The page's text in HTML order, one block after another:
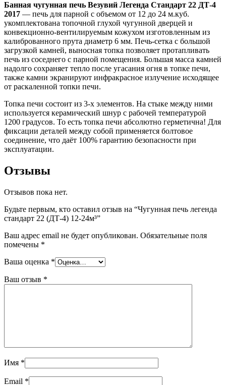
Банная чугунная печь Везувий Легенда Стандарт 22 ДТ-4
2017 — печь для парной с объемом от 12 до 24 м.куб.
укомплектована топочной глухой чугунной дверцей и
конвекционно-вентилируемым кожухом изготовленным из
калиброванного прута диаметр 6 мм. Печь-сетка с большой
загрузкой камней, выносная топка позволяет протапливать
печь из соседнего с парной помещения. Большая масса камней
надолго сохраняет тепло после угасания огня в топке печи,
также камни экранируют инфракрасное излучение исходящее
от раскаленной топки печи.
Топка печи состоит из 3-х элементов. На стыке между ними
используется керамический шнур с рабочей температурой
1200 градусов. То есть топка печи абсолютно герметична! Для
фиксации деталей между собой применяется болтовое
соединение, что даёт 100% гарантию безопасности при
эксплуатации.
Отзывы
Отзывов пока нет.
Будьте первым, кто оставил отзыв на “Чугунная печь легенда
стандарт 22 (ДТ-4) 12-24м³”
Ваш адрес email не будет опубликован. Обязательные поля
помечены *
Ваша оценка *
Ваш отзыв *
Имя *
Email *